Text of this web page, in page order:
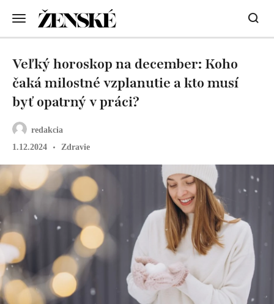
redakcia
1.12.2024
Zdravie
Veľký horoskop na december: Koho
čaká milostné vzplanutie a kto musí
byť opatrný v práci?